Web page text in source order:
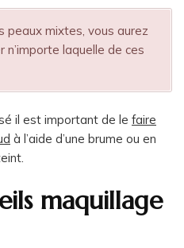
peaux mixtes, vous aurez
n’importe laquelle de ces
il est important de le faire
à l’aide d’une brume ou en
maquillage